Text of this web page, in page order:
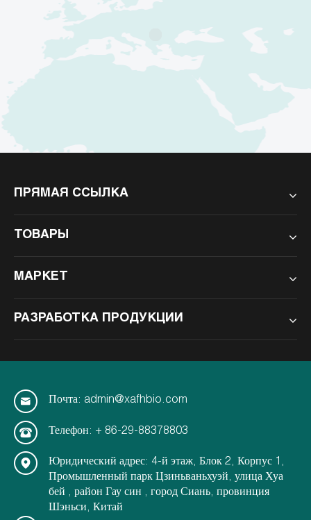
ПРЯМАЯ ССЫЛКА
ТОВАРЫ
МАРКЕТ
РАЗРАБОТКА ПРОДУКЦИИ
Почта: admin@xafhbio.com
Телефон: + 86-29-88378803
Юридический адрес: 4-й этаж, Блок 2, Корпус 1,
Промышленный парк Цзиньваньхуэй, улица Хуа
бей , район Гау син , город Сиань, провинция
Шэньси, Китай